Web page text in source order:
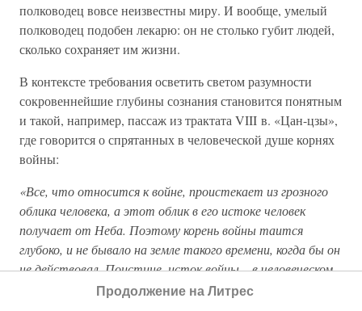
полководец вовсе неизвестны миру. И вообще, умелый
полководец подобен лекарю: он не столько губит людей,
сколько сохраняет им жизни.
В контексте требования осветить светом разумности
сокровеннейшие глубины сознания становится понятным
и такой, например, пассаж из трактата VIII в. «Цан-цзы»,
где говорится о спрятанных в человеческой душе корнях
войны:
«Все, что относится к войне, проистекает из грозного
облика человека, а этот облик в его истоке человек
получает от Неба. Поэтому корень войны таится
глубоко, и не бывало на земле такого времени, когда бы он
не действовал. Поистине, исток войны – в человеческом
сердце: питать ненависть, но не обнаруживать ее, –
Продолжение на Литрес